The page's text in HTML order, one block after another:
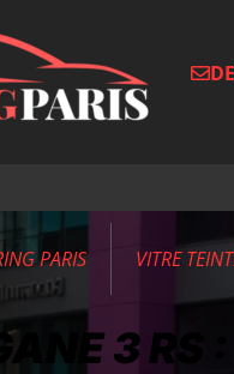
PARIS VITRE
3 RS